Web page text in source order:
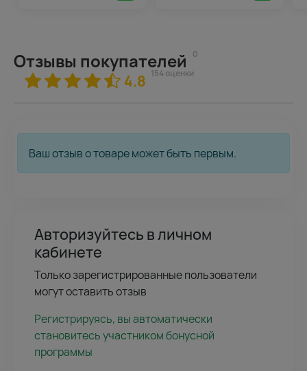
Отзывы покупателей 0
4.8 154 оценки
Ваш отзыв о товаре может быть первым.
Авторизуйтесь в личном
кабинете
Только зарегистрированные пользователи
могут оставить отзыв
Регистрируясь, вы автоматически
становитесь участником бонусной
программы